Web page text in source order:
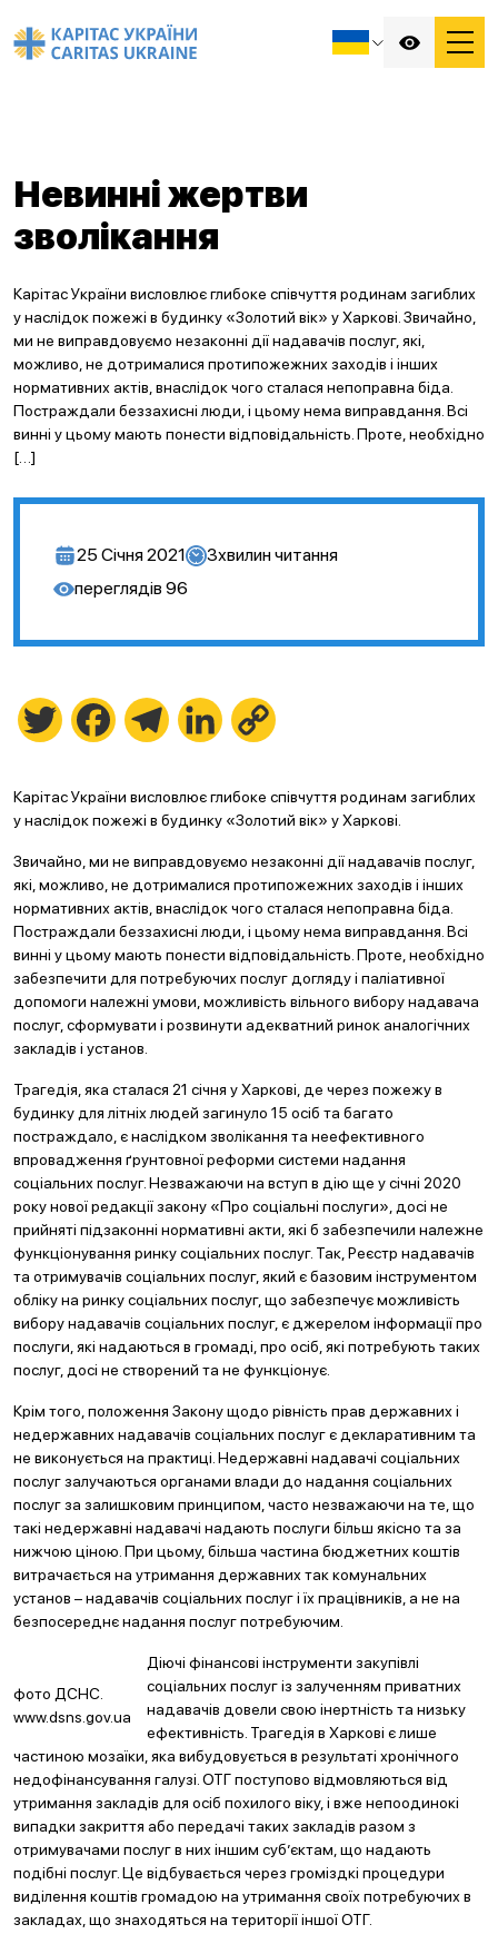
Невинні жертви
зволікання
Карітас України висловлює глибоке співчуття родинам загиблих
у наслідок пожежі в будинку «Золотий вік» у Харкові. Звичайно,
ми не виправдовуємо незаконні дії надавачів послуг, які,
можливо, не дотрималися протипожежних заходів і інших
нормативних актів, внаслідок чого сталася непоправна біда.
Постраждали беззахисні люди, і цьому нема виправдання. Всі
винні у цьому мають понести відповідальність. Проте, необхідно
[…]
25 Січня 2021 3хвилин читання
переглядів 96
Twitter FacebookTelegramLinkedIn
Карітас України висловлює глибоке співчуття родинам загиблих
у наслідок пожежі в будинку «Золотий вік» у Харкові.
Звичайно, ми не виправдовуємо незаконні дії надавачів послуг,
які, можливо, не дотрималися протипожежних заходів і інших
нормативних актів, внаслідок чого сталася непоправна біда.
Постраждали беззахисні люди, і цьому нема виправдання. Всі
винні у цьому мають понести відповідальність. Проте, необхідно
забезпечити для потребуючих послуг догляду і паліативної
допомоги належні умови, можливість вільного вибору надавача
послуг, сформувати і розвинути адекватний ринок аналогічних
закладів і установ.
Трагедія, яка сталася 21 січня у Харкові, де через пожежу в
будинку для літніх людей загинуло 15 осіб та багато
постраждало, є наслідком зволікання та неефективного
впровадження ґрунтовної реформи системи надання
соціальних послуг. Незважаючи на вступ в дію ще у січні 2020
року нової редакції закону «Про соціальні послуги», досі не
прийняті підзаконні нормативні акти, які б забезпечили належне
функціонування ринку соціальних послуг. Так, Реєстр надавачів
та отримувачів соціальних послуг, який є базовим інструментом
обліку на ринку соціальних послуг, що забезпечує можливість
вибору надавачів соціальних послуг, є джерелом інформації про
послуги, які надаються в громаді, про осіб, які потребують таких
послуг, досі не створений та не функціонує.
Крім того, положення Закону щодо рівність прав державних і
недержавних надавачів соціальних послуг є декларативним та
не виконується на практиці. Недержавні надавачі соціальних
послуг залучаються органами влади до надання соціальних
послуг за залишковим принципом, часто незважаючи на те, що
такі недержавні надавачі надають послуги більш якісно та за
нижчою ціною. При цьому, більша частина бюджетних коштів
витрачається на утримання державних так комунальних
установ – надавачів соціальних послуг і їх працівників, а не на
безпосереднє надання послуг потребуючим.
фото ДСНС.
www.dsns.gov.ua
Діючі фінансові інструменти закупівлі
соціальних послуг із залученням приватних
надавачів довели свою інертність та низьку
ефективність. Трагедія в Харкові є лише
частиною мозаїки, яка вибудовується в результаті хронічного
недофінансування галузі. ОТГ поступово відмовляються від
утримання закладів для осіб похилого віку, і вже непоодинокі
випадки закриття або передачі таких закладів разом з
отримувачами послуг в них іншим суб’єктам, що надають
подібні послуг. Це відбувається через громіздкі процедури
виділення коштів громадою на утримання своїх потребуючих в
закладах, що знаходяться на території іншої ОТГ.